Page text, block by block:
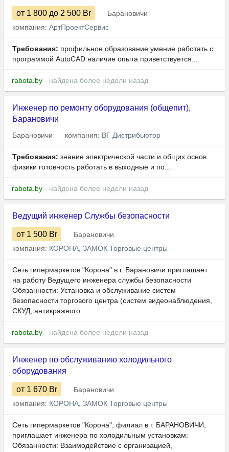
от 1 800 до 2 500 Br
Барановичи
компания: АртПроектСервис
Требования: профильное образование умение работать с
программой AutoCAD наличие опыта приветствуется...
rabota.by - найдена более недели назад
Инженер по ремонту оборудования (общепит),
Барановичи
Барановичи компания: ВГ Дистрибьютор
Требования: знание электрической части и общих основ
физики готовность работать в выходные и по...
rabota.by - найдена более недели назад
Ведущий инженер Службы безопасности
от 1 500 Br
Барановичи
компания: КОРОНА, ЗАМОК Торговые центры
Сеть гипермаркетов "Корона" в г. Барановичи приглашает
на работу Ведущего инженера службы безопасности
Обязанности: Установка и обслуживание систем
безопасности торгового центра (систем видеонаблюдения,
СКУД, антикражного...
rabota.by - найдена более недели назад
Инженер по обслуживанию холодильного
оборудования
от 1 670 Br
Барановичи
компания: КОРОНА, ЗАМОК Торговые центры
Сеть гипермаркетов "Корона", филиал в г. БАРАНОВИЧИ,
приглашает инженера по холодильным установкам:
Обязанности: Взаимодействие с организацией,